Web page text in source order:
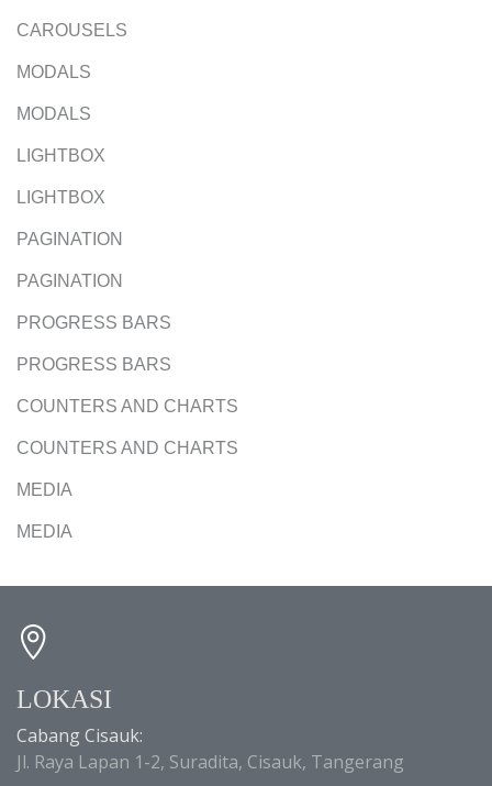
CAROUSELS
MODALS
MODALS
LIGHTBOX
LIGHTBOX
PAGINATION
PAGINATION
PROGRESS BARS
PROGRESS BARS
COUNTERS AND CHARTS
COUNTERS AND CHARTS
MEDIA
MEDIA
LOKASI
Cabang Cisauk:
Jl. Raya Lapan 1-2, Suradita, Cisauk, Tangerang